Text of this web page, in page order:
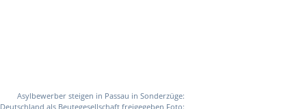
Asylbewerber steigen in Passau in Sonderzüge:
Deutschland als Beutegesellschaft freigegeben Foto: